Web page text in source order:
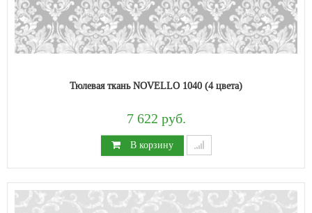
Тюлевая ткань NOVELLO 1040 (4 цвета)
7 622 руб.
В корзину